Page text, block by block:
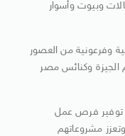
وبيوت وأسوار
وفرعونية من العصور
الجيزة وكنائس مصر
توفير فرص عمل
مشروعاتهم